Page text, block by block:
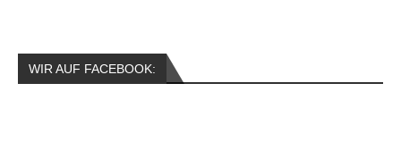
WIR AUF FACEBOOK: